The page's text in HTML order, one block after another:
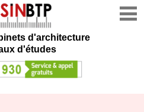
d'architecture
d'études